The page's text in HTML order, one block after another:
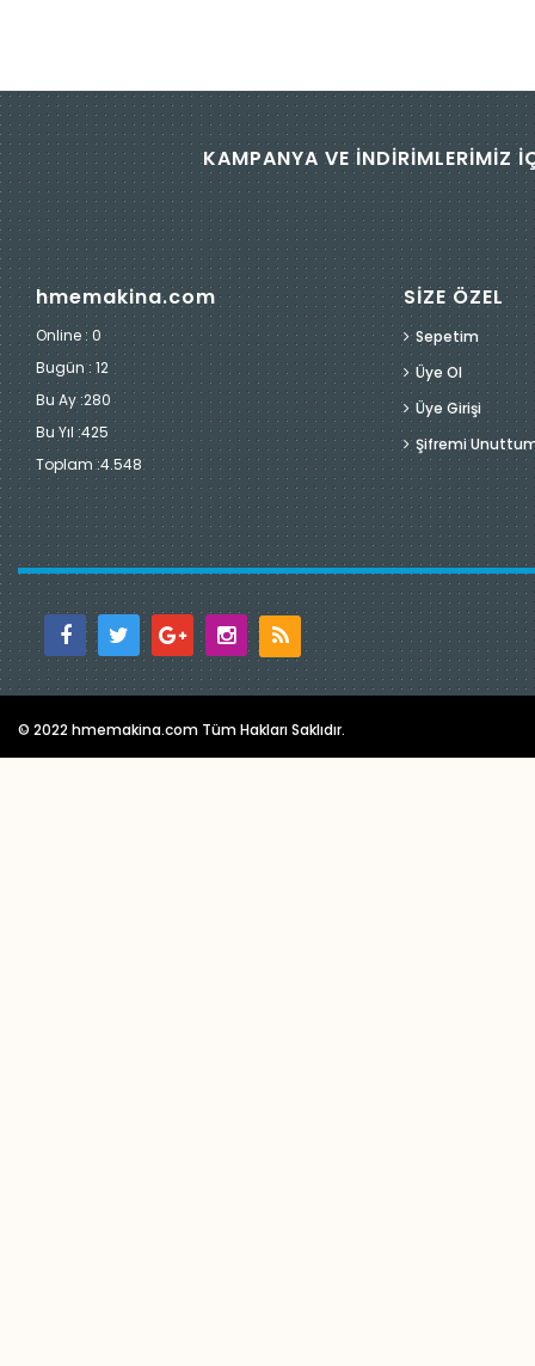
KAMPANYA VE İNDİRİMLERİMİZ
hmemakina.com
Online : 0
Bugün : 12
Bu Ay :280
Bu Yıl :425
Toplam :4.548
SİZE ÖZEL
Sepetim
Üye Ol
Üye Girişi
Şifremi
© 2022 hmemakina.com Tüm Hakları Saklıdır.